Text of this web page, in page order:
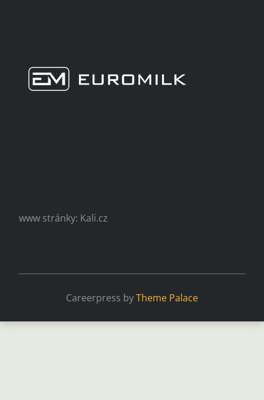
www stránky: Kali.cz
Careerpress byTheme Palace